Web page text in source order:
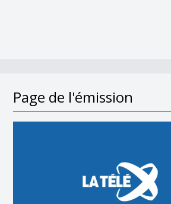
Page de l'émission